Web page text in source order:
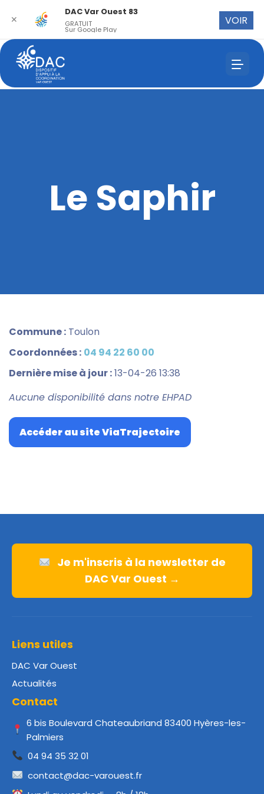
Le Saphir
Commune : Toulon
Coordonnées : 04 94 22 60 00
Dernière mise à jour :13-04-26 13:38
Aucune disponibilité dans notre EHPAD
Accéder au site ViaTrajectoire
Je m'inscris à la newsletter de
DAC Var Ouest →
Liens utiles
DAC Var Ouest
Actualités
Contact
6 bis Boulevard Chateaubriand 83400 Hyères-les-
Palmiers
04 94 35 32 01
contact@dac-varouest.fr
✕
DAC Var Ouest 83
GRATUIT
Sur Google Play
VOIR